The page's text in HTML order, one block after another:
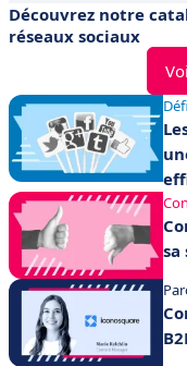
Découvrez notre
réseaux sociaux
sa